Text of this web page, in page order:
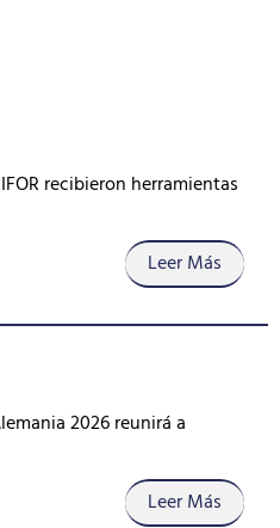
recibieron herramientas
Leer Más
2026 reunirá a
Leer Más